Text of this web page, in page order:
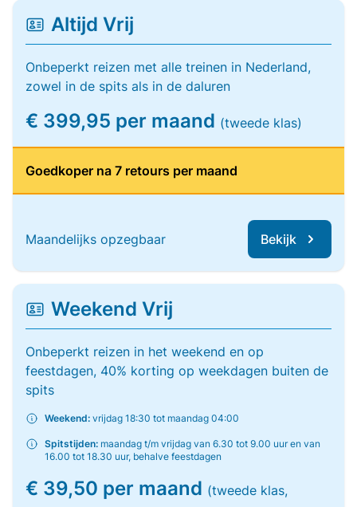
Altijd Vrij
Onbeperkt reizen met alle treinen in Nederland,
zowel in de spits als in de daluren
€ 399,95 per maand (tweede klas)
Goedkoper na 7 retours per maand
Maandelijks opzegbaar Bekijk
Weekend Vrij
Onbeperkt reizen in het weekend en op
feestdagen, 40% korting op weekdagen buiten de
spits
Weekend: vrijdag 18:30 tot maandag 04:00
Spitstijden: maandag t/m vrijdag van 6.30 tot 9.00 uur en van
16.00 tot 18.30 uur, behalve feestdagen
€ 39,50 per maand (tweede klas,